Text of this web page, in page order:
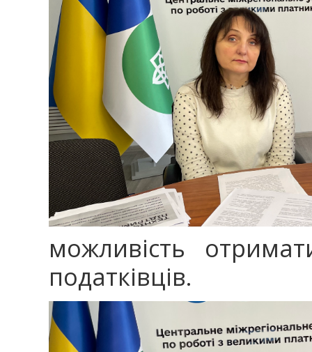
можливість
податківців.